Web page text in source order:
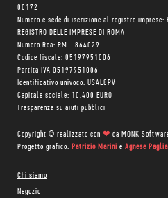
00172
Numero e sede di iscrizione al registro
REGISTRO DELLE IMPRESE DI ROMA
Numero Rea: RM - 864029
Codice fiscale: 05197951006
Partita IVA 05197951006
Identificativo univoco: USAL8PV
Capitale sociale: 10.400 EURO
Trasparenza su aiuti pubblici
Copyright © realizzato con ❤ da MONK
Progetto grafico: Patrizio Marini e Agnese
Chi siamo
Negozio